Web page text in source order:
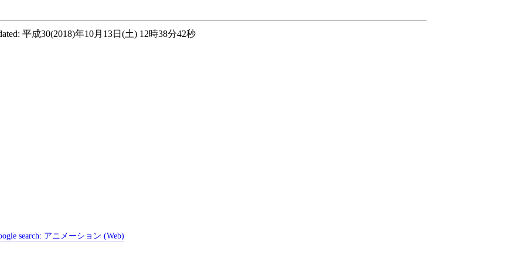
平成30(2018)年10月13日(土) 12時38分42秒
search: アニメーション (Web)